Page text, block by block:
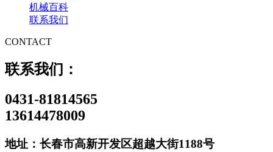
机械百科
联系我们
CONTACT
联系我们：
0431-81814565
13614478009
地址：长春市高新开发区超越大街1188号